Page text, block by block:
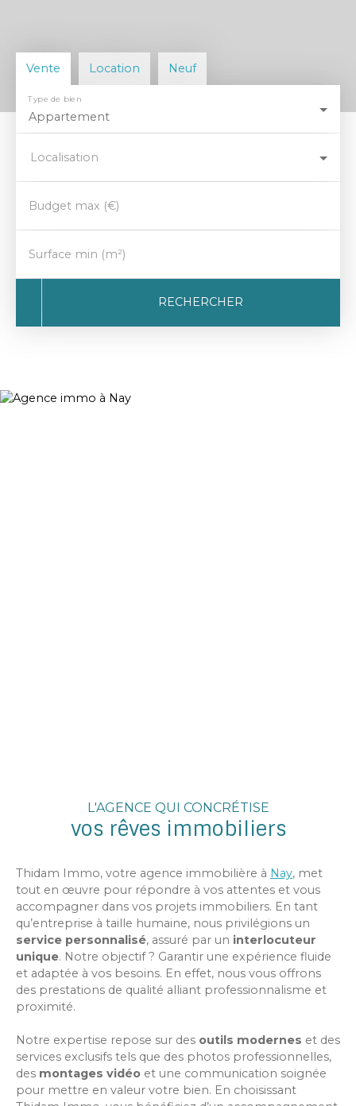
Vente Location Neuf
Appartement
Type de bien
Localisation
Budget max (€)
Surface min (m²)
RECHERCHER
L'AGENCE QUI CONCRÉTISE
vos rêves immobiliers
Thidam Immo, votre agence immobilière à Nay, met
tout en œuvre pour répondre à vos attentes et vous
accompagner dans vos projets immobiliers. En tant
qu’entreprise à taille humaine, nous privilégions un
service personnalisé, assuré par un interlocuteur
unique. Notre objectif ? Garantir une expérience fluide
et adaptée à vos besoins. En effet, nous vous offrons
des prestations de qualité alliant professionnalisme et
proximité.
Notre expertise repose sur des outils modernes et des
services exclusifs tels que des photos professionnelles,
des montages vidéo et une communication soignée
pour mettre en valeur votre bien. En choisissant